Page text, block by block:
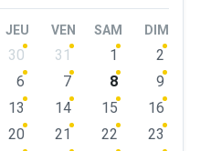
JEU VEN SAM DIM
30 31 1
2
6 7 8
9
13 14 15
16
20 21 22
23